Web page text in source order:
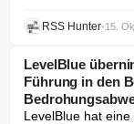
RSS Hunter•15.
LevelBlue
Führung in den
LevelBlue hat